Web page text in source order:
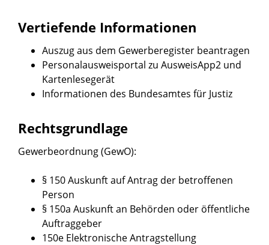
Vertiefende Informationen
Auszug aus dem Gewerberegister beantragen
Personalausweisportal zu AusweisApp2 und
Kartenlesegerät
Informationen des Bundesamtes für Justiz
Rechtsgrundlage
Gewerbeordnung (GewO):
§ 150 Auskunft auf Antrag der betroffenen
Person
§ 150a Auskunft an Behörden oder öffentliche
Auftraggeber
150e Elektronische Antragstellung